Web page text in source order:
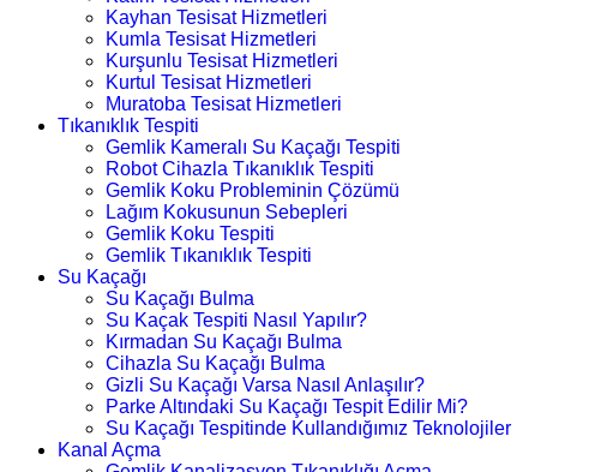
Kayhan Tesisat Hizmetleri
Kumla Tesisat Hizmetleri
Kurşunlu Tesisat Hizmetleri
Kurtul Tesisat Hizmetleri
Muratoba Tesisat Hizmetleri
Tıkanıklık Tespiti
Gemlik Kameralı Su Kaçağı Tespiti
Robot Cihazla Tıkanıklık Tespiti
Gemlik Koku Probleminin Çözümü
Lağım Kokusunun Sebepleri
Gemlik Koku Tespiti
Gemlik Tıkanıklık Tespiti
Su Kaçağı
Su Kaçağı Bulma
Su Kaçak Tespiti Nasıl Yapılır?
Kırmadan Su Kaçağı Bulma
Cihazla Su Kaçağı Bulma
Gizli Su Kaçağı Varsa Nasıl Anlaşılır?
Parke Altındaki Su Kaçağı Tespit Edilir Mi?
Su Kaçağı Tespitinde Kullandığımız Teknolojiler
Kanal Açma